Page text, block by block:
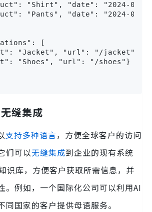
"Shirt", "date": "2024-01-
"Pants", "date": "2024-02-
[
"Jacket", "url": "/jacket"},
"Shoes", "url": "/shoes"}
缝集成
支持多种语言，方便全球客户的访问
们可以无缝集成到企业的现有系统
识库，方便客户获取所需信息，并
。例如，一个国际化公司可以利用AI
同国家的客户提供母语服务。